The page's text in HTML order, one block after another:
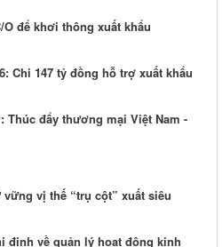
để khơi thông xuất khẩu
Chi 147 tỷ đồng hỗ trợ xuất khẩu
Thúc đẩy thương mại Việt Nam -
vị thế “trụ cột” xuất siêu
định về quản lý hoạt động kinh